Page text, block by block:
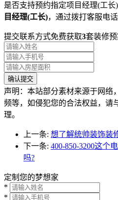
是否支持预约指定项目经理(工长)
目经理(工长)，通过拨打客服电话
提交联系方式免费获取3套装修
声明：本站部分素材来源于网络
频等，如侵犯您的合法权益，请
理。
上一条: 想了解统帅装饰装
下一条: 400-850-3200这个
吗?
定制您的梦想家
*
*